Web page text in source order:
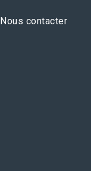
Nous contacter